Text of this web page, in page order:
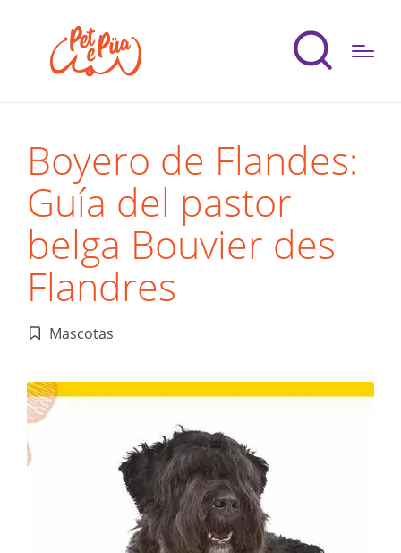
Boyero de Flandes:
Guía del pastor
belga Bouvier des
Flandres
Publicado
Mascotas